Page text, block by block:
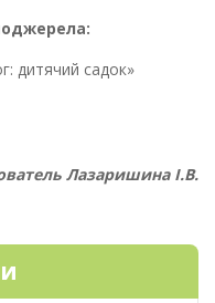
дитячий садок»
Лазаришина І.В.